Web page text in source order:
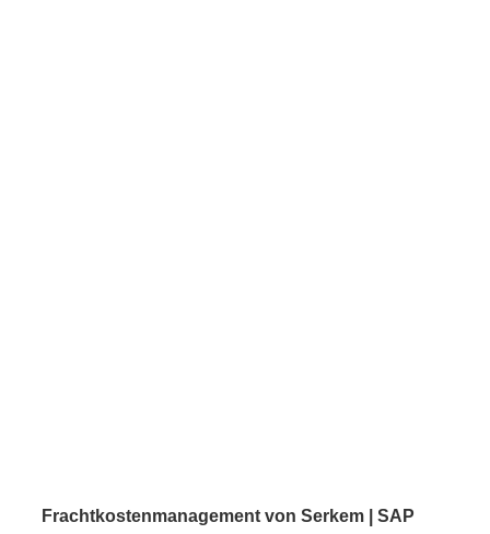
Frachtkostenmanagement von Serkem | SAP